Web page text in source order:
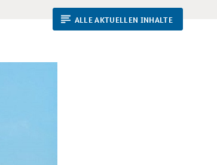
ALLE AKTUELLEN INHALTE